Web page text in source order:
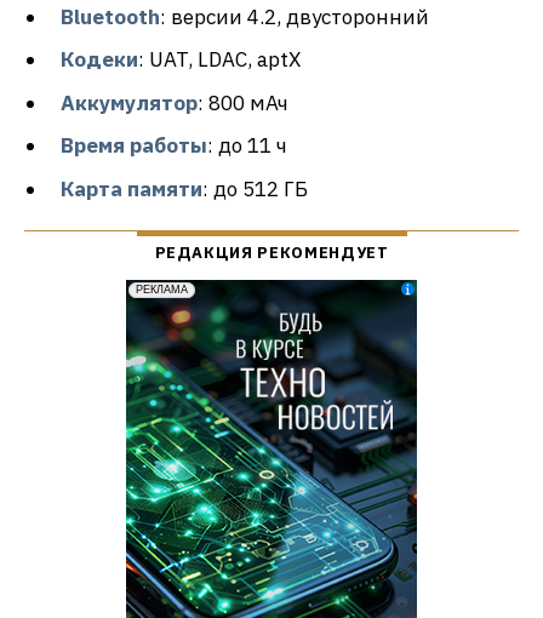
Bluetooth: версии 4.2, двусторонний
Кодеки: UAT, LDAC, aptX
Аккумулятор: 800 мАч
Время работы: до 11 ч
Карта памяти: до 512 ГБ